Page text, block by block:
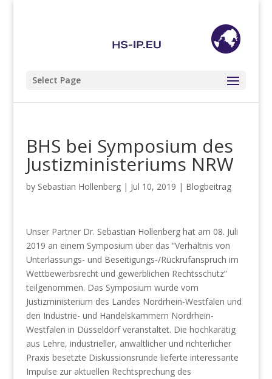
Select Page
BHS bei Symposium des
Justizministeriums NRW
by Sebastian Hollenberg| Jul 10, 2019 | Blogbeitrag
Unser Partner Dr. Sebastian Hollenberg hat am 08. Juli
2019 an einem Symposium über das “Verhältnis von
Unterlassungs- und Beseitigungs-/Rückrufanspruch im
Wettbewerbsrecht und gewerblichen Rechtsschutz”
teilgenommen. Das Symposium wurde vom
Justizministerium des Landes Nordrhein-Westfalen und
den Industrie- und Handelskammern Nordrhein-
Westfalen in Düsseldorf veranstaltet. Die hochkarätig
aus Lehre, industrieller, anwaltlicher und richterlicher
Praxis besetzte Diskussionsrunde lieferte interessante
Impulse zur aktuellen Rechtsprechung des